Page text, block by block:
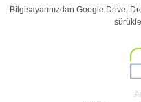
Bilgisayarınızdan Google Drive,